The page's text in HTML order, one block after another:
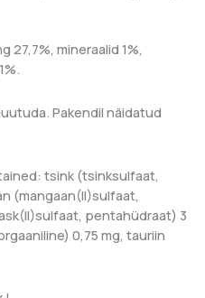
27,7%, mineraalid 1%,
Pakendil näidatud
tsink (tsinksulfaat,
(mangaan(II)sulfaat,
pentahüdraat) 3
0,75 mg, tauriin